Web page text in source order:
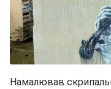
Намалював